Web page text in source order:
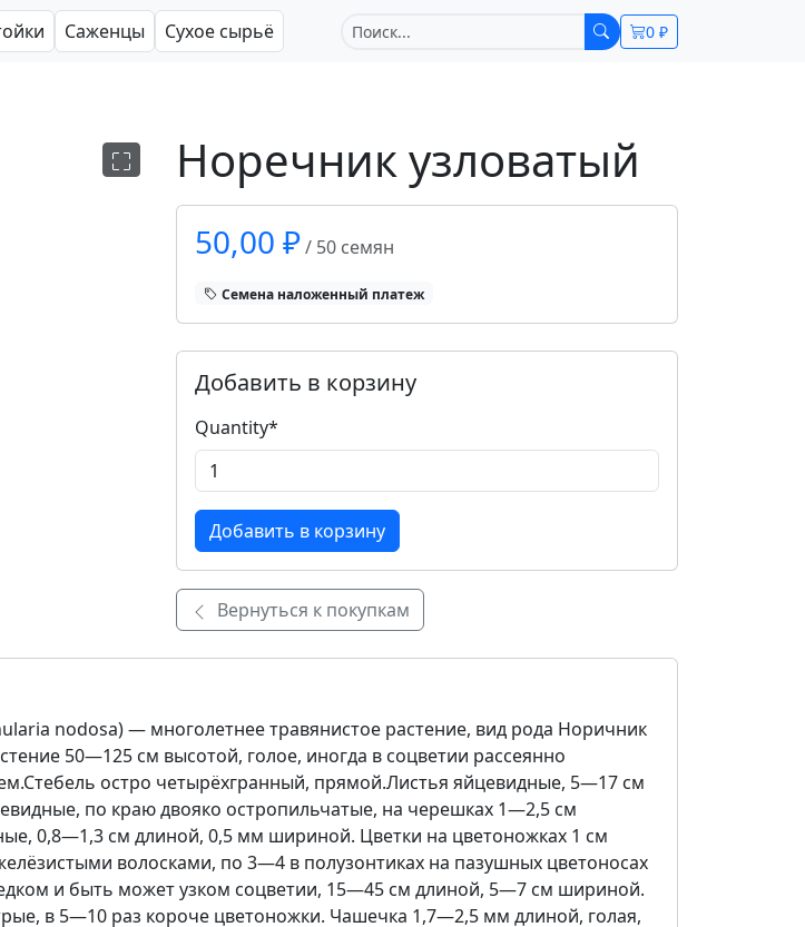
0 ₽
Саженцы Сухое сырьё
Норечник узловатый
50,00 ₽/ 50 семян
Cемена наложенный платеж
Добавить в корзину
Quantity*
Вернуться к покупкам
nodosa) — многолетнее травянистое растение, вид рода Норичник
50—125 см высотой, голое, иногда в соцветии рассеянно
остро четырёхгранный, прямой.Листья яйцевидные, 5—17 см
по краю двояко остропильчатые, на черешках 1—2,5 см
0,8—1,3 см длиной, 0,5 мм шириной. Цветки на цветоножках 1 см
волосками, по 3—4 в полузонтиках на пазушных цветоносах
и быть может узком соцветии, 15—45 см длиной, 5—7 см шириной.
в 5—10 раз короче цветоножки. Чашечка 1,7—2,5 мм длиной, голая,